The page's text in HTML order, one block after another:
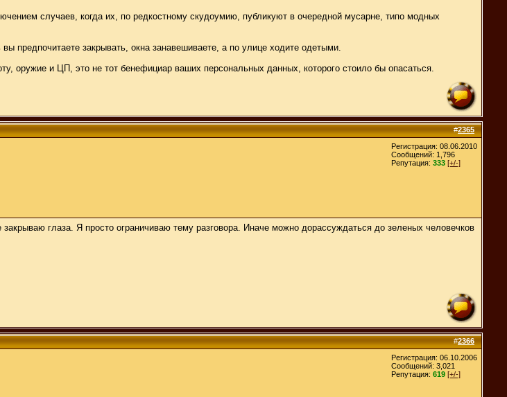
случаев, когда их, по редкостному скудоумию, публикуют в очередной мусарне, типо модных
предпочитаете закрывать, окна занавешиваете, а по улице ходите одетыми.
оружие и ЦП, это не тот бенефициар ваших персональных данных, которого стоило бы опасаться.
#2365
Регистрация: 08.06.2010
Сообщений: 1,796
Репутация: 333 [+/-]
глаза. Я просто ограничиваю тему разговора. Иначе можно дорассуждаться до зеленых человечков
#2366
Регистрация: 06.10.2006
Сообщений: 3,021
Репутация: 619 [+/-]